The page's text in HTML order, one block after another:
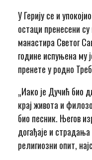
У Герију се и
остаци пренесени
манастира Светог
године испуњена
пренете у родно
„Иако је Дучић био
крај живота и
био песник. Његов
догађаје и
религиозни опит,